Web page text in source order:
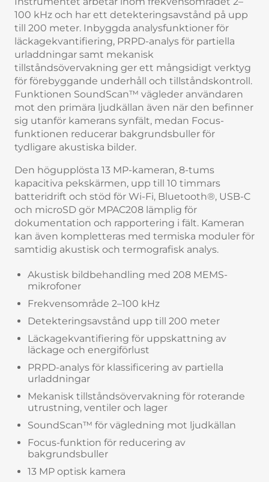
100 kHz och har ett detekteringsavstånd på upp
till 200 meter. Inbyggda analysfunktioner för
läckagekvantifiering, PRPD-analys för partiella
urladdningar samt mekanisk
tillståndsövervakning ger ett mångsidigt verktyg
för förebyggande underhåll och tillståndskontroll.
Funktionen SoundScan™ vägleder användaren
mot den primära ljudkällan även när den befinner
sig utanför kamerans synfält, medan Focus-
funktionen reducerar bakgrundsbuller för
tydligare akustiska bilder.
Den högupplösta 13 MP-kameran, 8-tums
kapacitiva pekskärmen, upp till 10 timmars
batteridrift och stöd för Wi-Fi, Bluetooth®, USB-C
och microSD gör MPAC208 lämplig för
dokumentation och rapportering i fält. Kameran
kan även kompletteras med termiska moduler för
samtidig akustisk och termografisk analys.
Akustisk bildbehandling med 208 MEMS-
mikrofoner
Frekvensområde 2–100 kHz
Detekteringsavstånd upp till 200 meter
Läckagekvantifiering för uppskattning av
läckage och energiförlust
PRPD-analys för klassificering av partiella
urladdningar
Mekanisk tillståndsövervakning för roterande
utrustning, ventiler och lager
SoundScan™ för vägledning mot ljudkällan
Focus-funktion för reducering av
bakgrundsbuller
13 MP optisk kamera